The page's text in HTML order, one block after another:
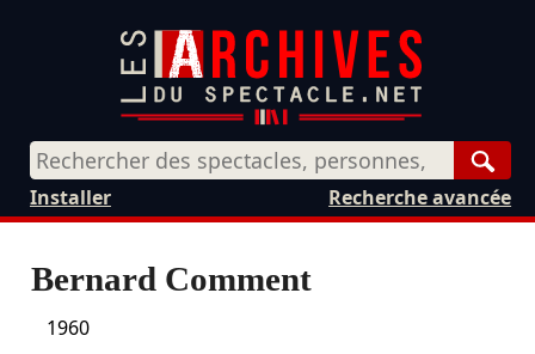
Recherche avancée
Installer
Bernard Comment
1960